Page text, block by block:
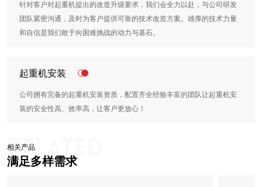
针对客户对起重机提出的改造升级要求，我们会全力以赴，与公司研发
团队紧密沟通，及时为客户提供可靠的技术改造方案。雄厚的技术力量
和自信是我们敢于向困难挑战的动力与基石。
起重机安装
公司拥有完备的起重机安装资质，配置齐全经验丰富的团队让起重机安
装的安全性高、效率高，让客户更放心！
相关产品
满足多样需求